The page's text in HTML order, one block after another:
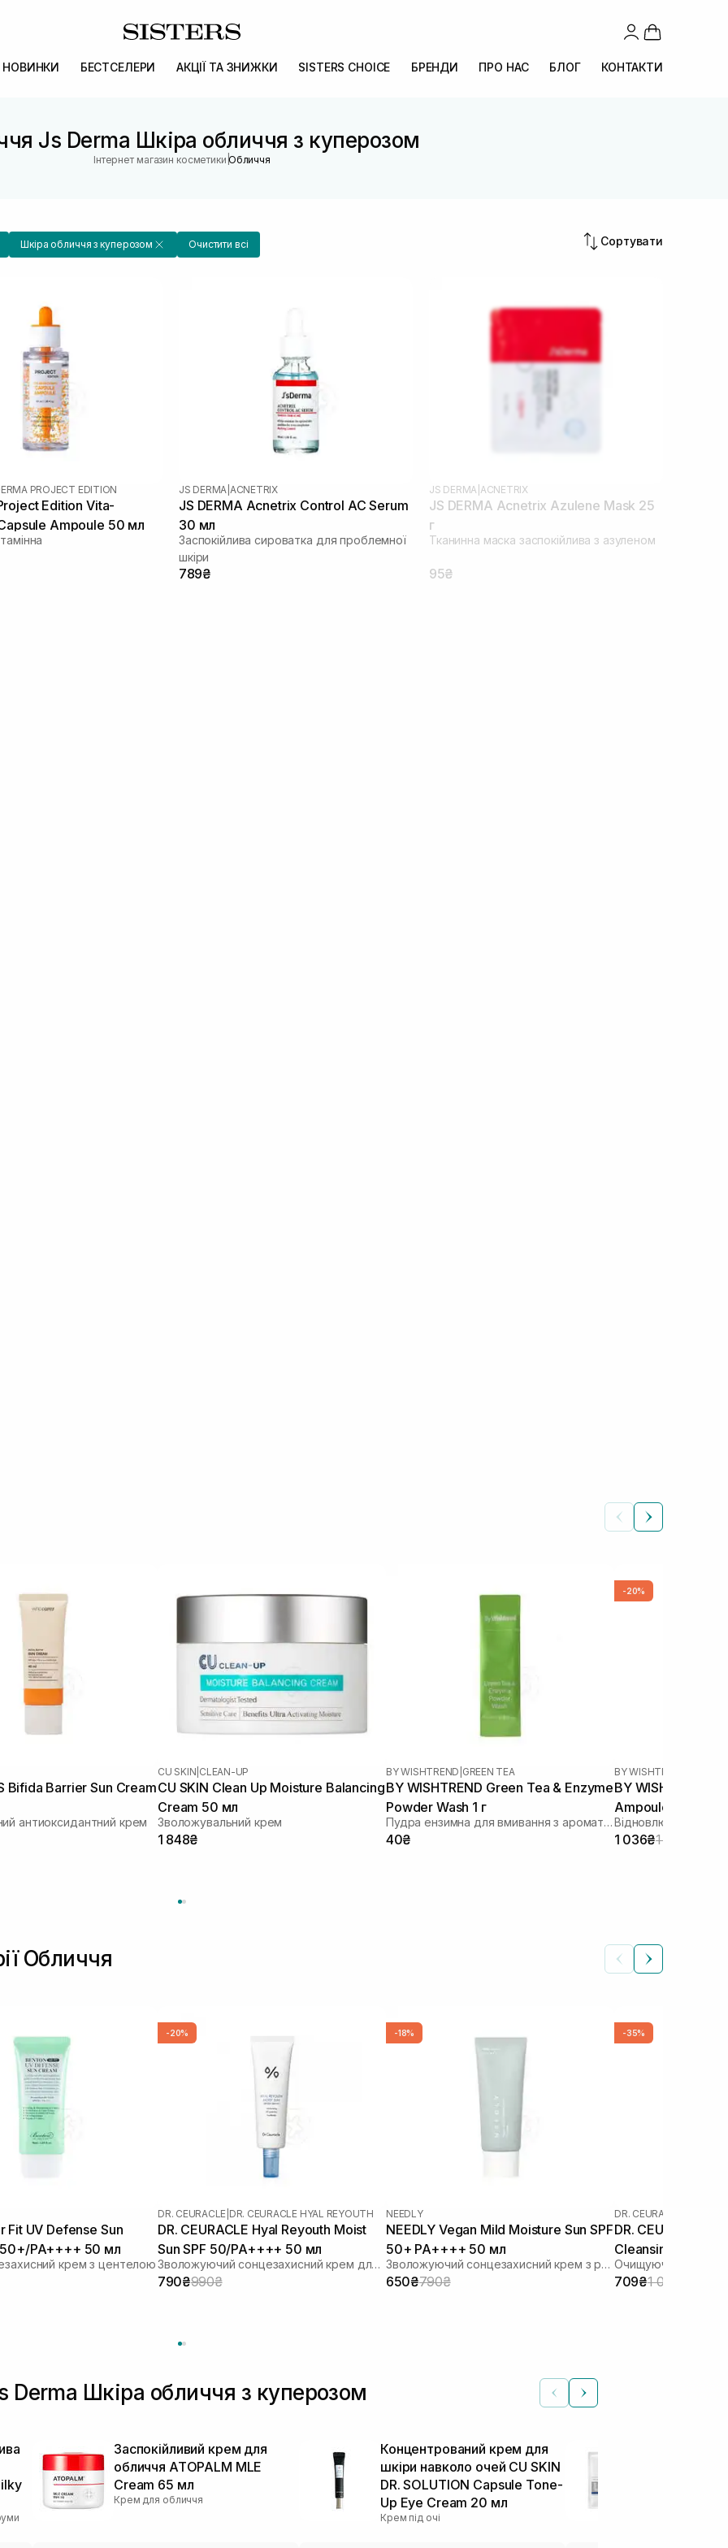
НОВИНКИ БЕСТСЕЛЕРИ АКЦІЇ ТА ЗНИЖКИ SISTERS CHOICE БРЕНДИ ПРО НАС БЛОГ КОНТАКТИ
Js Derma Шкіра обличчя з куперозом
Інтернет магазин косметики |Обличчя
Шкіра обличчя з куперозом Очистити всі Сортувати
PROJECT EDITION
Edition Vita-
Ampoule 50 мл
JS DERMA ACNETRIX
JS DERMA Acnetrix Control AC Serum
30 мл
Заспокійлива сироватка для проблемної
шкіри
789₴
JS DERMA ACNETRIX
JS DERMA Acnetrix Azulene Mask 25
г
Тканинна маска заспокійлива з азуленом
95₴
Bifida Barrier Sun Cream
антиоксидантний крем
CU SKIN CLEAN-UP
CU SKIN Clean Up Moisture Balancing
Cream 50 мл
Зволожувальний крем
1 848₴
BY WISHTREND GREEN TEA
BY WISHTREND Green Tea & Enzyme
Powder Wash 1 г
Пудра ензимна для вмивання з ароматом матчі
40₴
-20%
BY WISHTREND
BY WISHTREND
Ampoule 30 мл
1 036₴1 295₴
Обличчя
Fit UV Defense Sun
50+/PA++++ 50 мл
крем з центелою
-20%
DR. CEURACLE DR. CEURACLE HYAL REYOUTH
DR. CEURACLE Hyal Reyouth Moist
Sun SPF 50/PA++++ 50 мл
Зволожуючий сонцезахисний крем для обличчя з гіалуроновою кислотою
790₴990₴
-18%
NEEDLY
NEEDLY Vegan Mild Moisture Sun SPF
50+ PA++++ 50 мл
Зволожуючий сонцезахисний крем з рослинним скваланом
650₴790₴
-35%
DR. CEURACLE
DR. CEURACLE
Cleansing Oil
мл
709₴1 090₴
Derma Шкіра обличчя з куперозом
Заспокійливий крем для
обличчя ATOPALM MLE
Cream 65 мл
Крем для обличчя
Концентрований крем для
шкіри навколо очей CU SKIN
DR. SOLUTION Capsule Tone-
Up Eye Cream 20 мл
Крем під очі